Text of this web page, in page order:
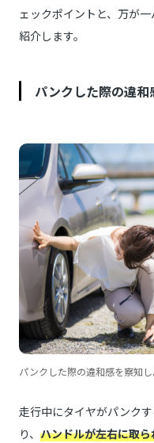
ェックポイントと、万が
紹介します。
パンクした際の違和
パンクした際の違和感を察知し
走行中にタイヤがパンクす
り、 ハンドルが左右に取ら